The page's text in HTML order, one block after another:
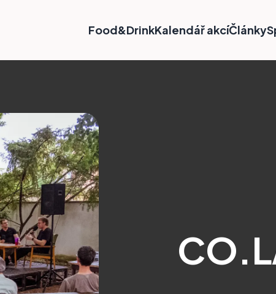
Food&DrinkKalendář akcíČlánky